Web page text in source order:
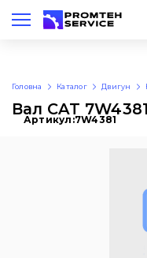
Укр
Головна Каталог Двигун
Вал CAT 7W4381
Артикул:7W4381